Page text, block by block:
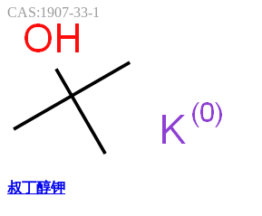
CAS:1907-33-1
叔丁醇钾